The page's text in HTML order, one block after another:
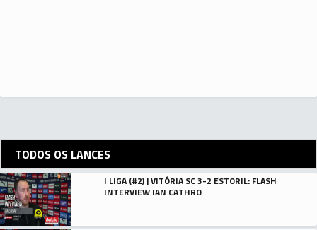
TODOS OS LANCES
I LIGA (#2) | VITÓRIA SC 3-2 ESTORIL: FLASH
INTERVIEW IAN CATHRO